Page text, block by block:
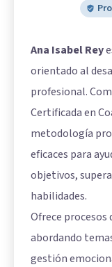
Ana Isabel Rey
orientado al
profesional.
Certificada en
metodología
eficaces para
objetivos,
habilidades.
Ofrece procesos
abordando
gestión